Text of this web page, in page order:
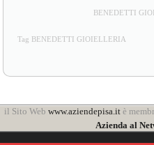
BENEDETTI
Tag BENEDETTI GIOIELLERIA
il Sito Web www.aziendepisa.it è
Azienda al